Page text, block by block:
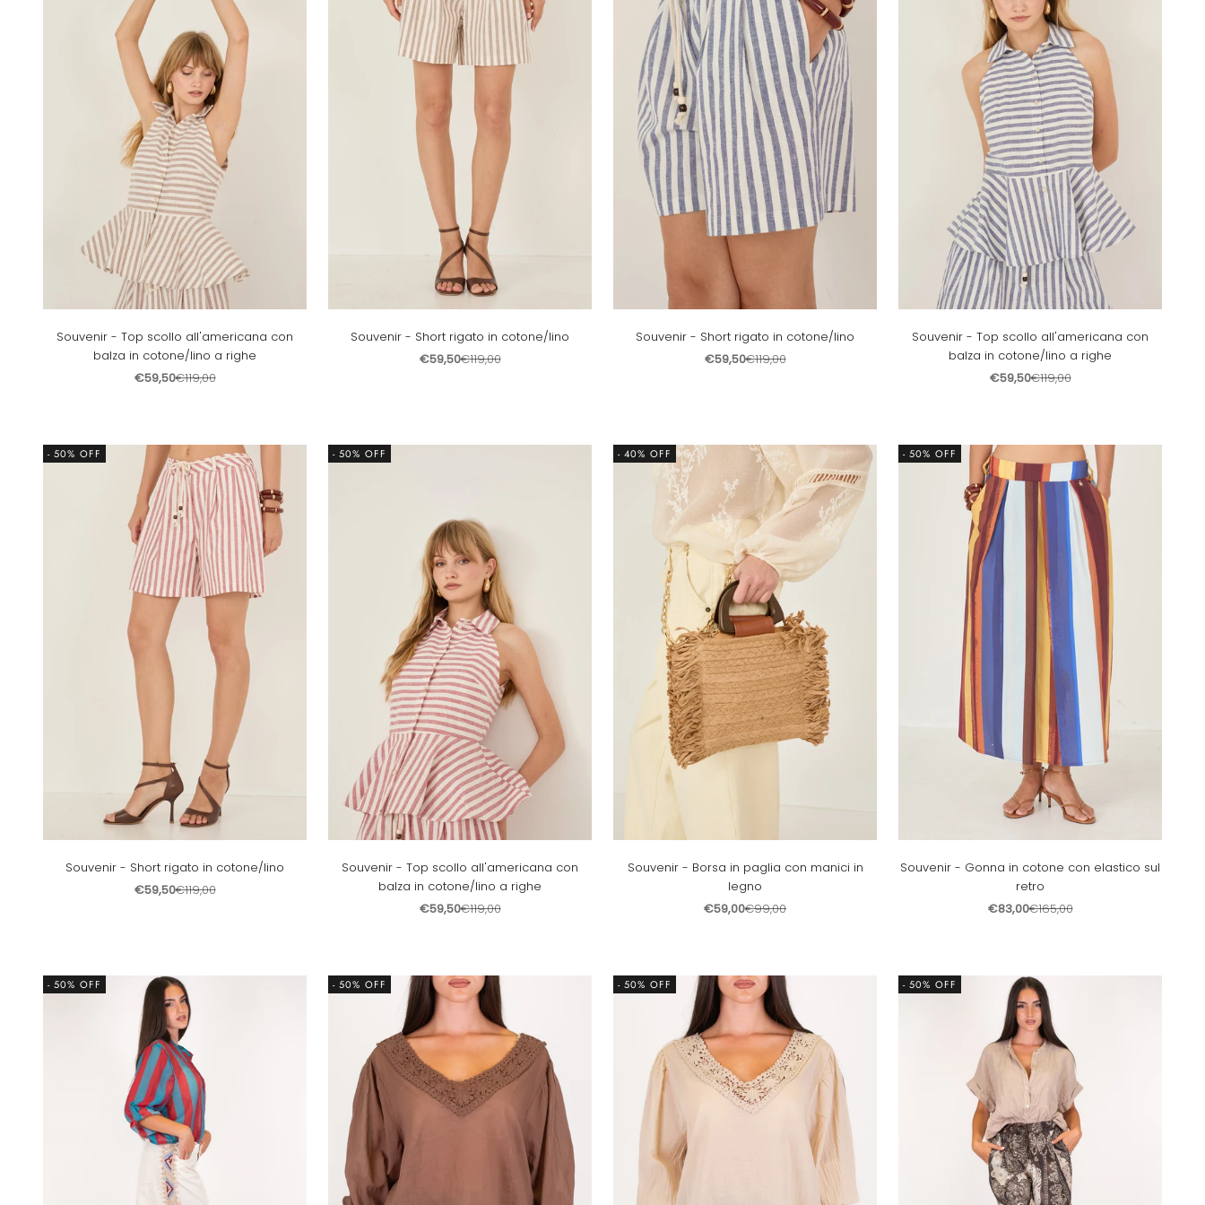
Souvenir - Top scollo all'americana con
balza in cotone/lino a righe
Prezzo scontato
€59,50Prezzo
€119,00
Souvenir - Short rigato in cotone/lino
Prezzo scontato
€59,50Prezzo
€119,00
Souvenir - Short rigato in cotone/lino
Prezzo scontato
€59,50Prezzo
€119,00
Souvenir - Top scollo all'americana con
balza in cotone/lino a righe
Prezzo scontato
€59,50Prezzo
€119,00
- 50% OFF
Souvenir - Short rigato in cotone/lino
Prezzo scontato
€59,50Prezzo
€119,00
- 50% OFF
Souvenir - Top scollo all'americana con
balza in cotone/lino a righe
Prezzo scontato
€59,50Prezzo
€119,00
- 40% OFF
Souvenir - Borsa in paglia con manici in
legno
Prezzo scontato
€59,00Prezzo
€99,00
- 50% OFF
Souvenir - Gonna in cotone con elastico sul
retro
Prezzo scontato
€83,00Prezzo
€165,00
- 50% OFF - 50% OFF - 50% OFF - 50% OFF